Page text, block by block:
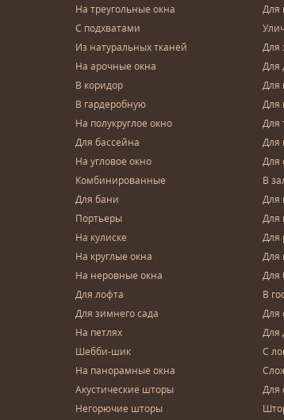
На треугольные окна
С подхватами
Из натуральных тканей
На арочные окна
В коридор
В гардеробную
На полукруглое окно
Для бассейна
На угловое окно
Комбинированные
Для бани
Портьеры
На кулиске
На круглые окна
На неровные окна
Для лофта
Для зимнего сада
На петлях
Шебби-шик
На панорамные окна
Акустические шторы
Негорючие шторы
Для
Для
Для
Для
Для
Для
Для
Для
В
Для
Для
Для
Для
Для
В
Для
Для
С
Для